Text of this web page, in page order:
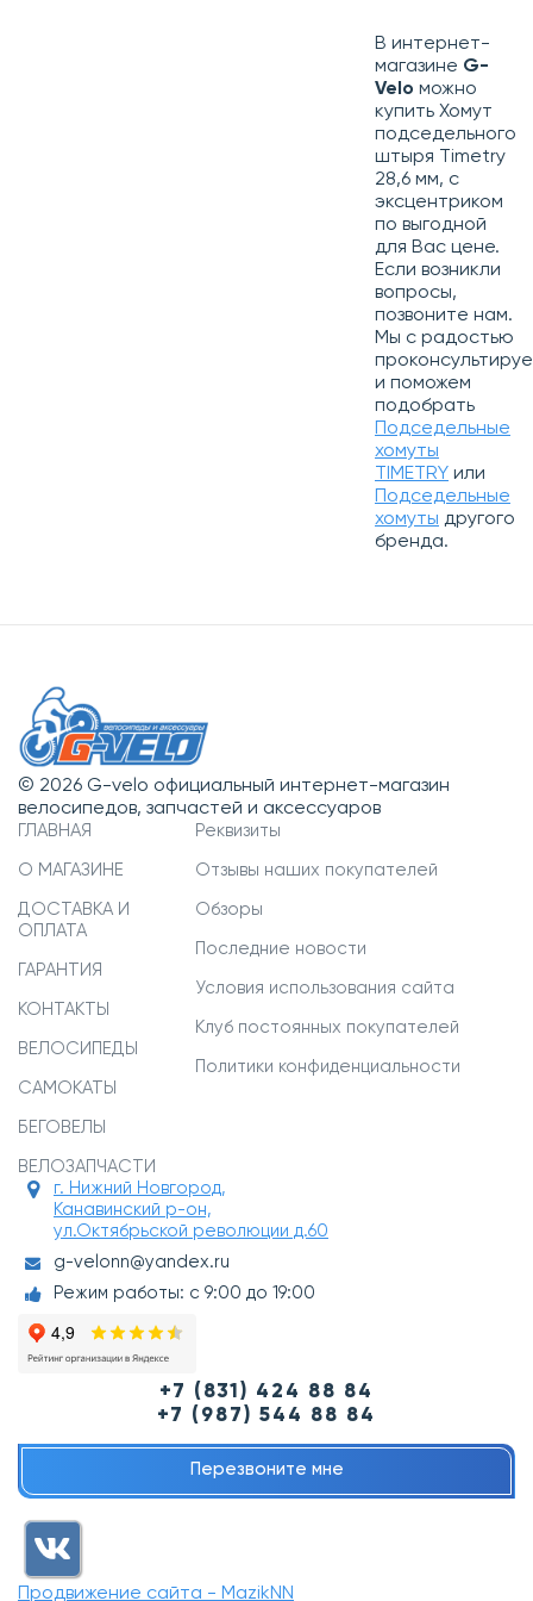
В интернет-
магазине G-
Velo можно
купить Хомут
подседельного
штыря Timetry
28,6 мм, с
эксцентриком
по выгодной
для Вас цене.
Если возникли
вопросы,
позвоните нам.
Мы с радостью
и поможем
подобрать
Подседельные
хомуты
TIMETRY или
Подседельные
хомуты другого
бренда.
© 2026 G-velo официальный интернет-магазин
велосипедов, запчастей и аксессуаров
ГЛАВНАЯ
О МАГАЗИНЕ
ДОСТАВКА И
ОПЛАТА
ГАРАНТИЯ
КОНТАКТЫ
ВЕЛОСИПЕДЫ
САМОКАТЫ
БЕГОВЕЛЫ
ВЕЛОЗАПЧАСТИ
Реквизиты
Отзывы наших покупателей
Обзоры
Последние новости
Условия использования сайта
Клуб постоянных покупателей
Политики конфиденциальности
г. Нижний Новгород,
Канавинский р-он,
ул.Октябрьской революции д.60
g-velonn@yandex.ru
Режим работы: с 9:00 до 19:00
+7 (831) 424 88 84
+7 (987) 544 88 84
Перезвоните мне
Продвижение сайта - MazikNN